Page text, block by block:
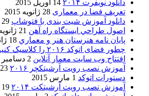
دانلود نویفرت ۲۰۱۴
14 آوریل 2015
تعریف فضا در معماری 28 ژانویه 2015
دانلود آموزش شیت بندی با فتوشاپ 29 ژوئن 2015
اصول طراحي ایستگاه راه آهن 21 ژانویه 2015
پایان نامه هنرستان هنر و معماري 18 ژانویه 2015
چطور فضای اتوکد ۲۰۱۶ را کلاسیک کنیم؟
افتتاح وب سایت معمار آنلاین 2 دسامبر 2014
آموزش نصب رویت آرشیتکچر ۲۰۱۶
23 می 2015
دستورات اتوکد 1 مارس 2015
آموزش نصب رویت آرشیتکت ۲۰۱۴
19 ژانویه 2015